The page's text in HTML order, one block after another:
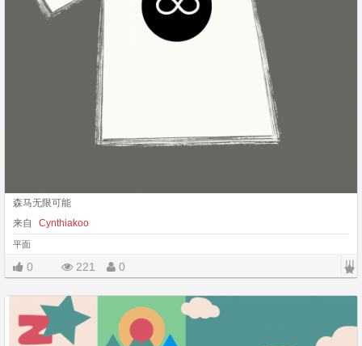
森马无限可能
来自
Cynthiakoo
平面
0 221 0 |||